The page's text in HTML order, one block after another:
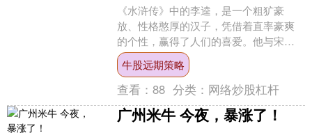
《水浒传》中的李逵，是一个粗犷豪
放、性格憨厚的汉子，凭借着直率豪爽
的个性，赢得了人们的喜爱。他与宋江
之间深厚的兄弟情义与相互敬重，也成
为了人们记忆中的经典。然而....
牛股远期策略
查看：88 分类： 网络炒股杠杆
广州米牛 今夜，暴涨了！